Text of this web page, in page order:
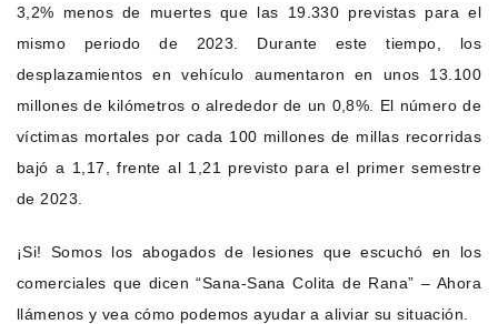
3,2% menos de muertes que las 19.330 previstas para el
mismo periodo de 2023. Durante este tiempo, los
desplazamientos en vehículo aumentaron en unos 13.100
millones de kilómetros o alrededor de un 0,8%. El número de
víctimas mortales por cada 100 millones de millas recorridas
bajó a 1,17, frente al 1,21 previsto para el primer semestre
de 2023.
¡Si! Somos los abogados de lesiones que escuchó en los
comerciales que dicen “Sana-Sana Colita de Rana” – Ahora
llámenos y vea cómo podemos ayudar a aliviar su situación.